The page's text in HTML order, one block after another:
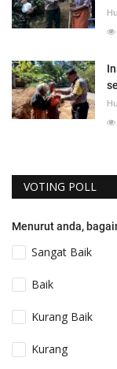
VOTING POLL
Menurut anda,
Sangat Baik
Baik
Kurang Baik
Kurang